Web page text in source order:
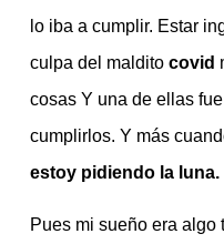
lo iba a cumplir. Estar
culpa del maldito covid
cosas Y una de ellas
cumplirlos. Y más
estoy pidiendo la luna.
Pues mi sueño era algo